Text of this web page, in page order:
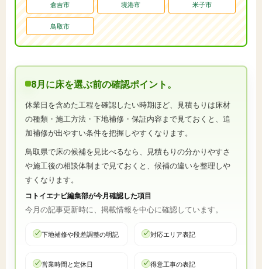
倉吉市 境港市 米子市
鳥取市
8月に床を選ぶ前の確認ポイント。
休業日を含めた工程を確認したい時期ほど、見積もりは床材
の種類・施工方法・下地補修・保証内容まで見ておくと、追
加補修が出やすい条件を把握しやすくなります。
鳥取県で床の候補を見比べるなら、見積もりの分かりやすさ
や施工後の相談体制まで見ておくと、候補の違いを整理しや
すくなります。
コトイエナビ編集部が今月確認した項目
今月の記事更新時に、掲載情報を中心に確認しています。
下地補修や段差調整の明記 対応エリア表記
営業時間と定休日 得意工事の表記